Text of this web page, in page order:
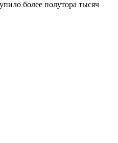
более полутора тысяч